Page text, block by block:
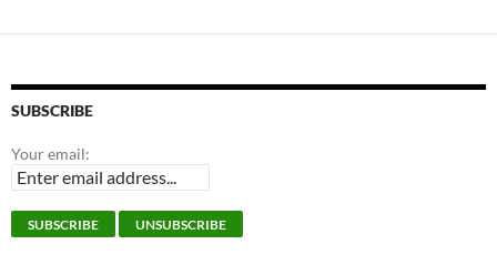
SUBSCRIBE
Your email: